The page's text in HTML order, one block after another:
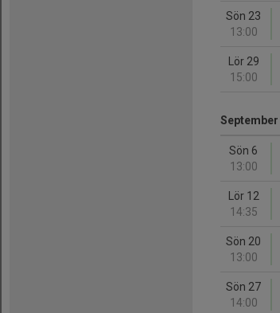
Sön 23
13:00
Lör 29
15:00
September
Sön 6
13:00
Lör 12
14:35
Sön 20
13:00
Sön 27
14:00